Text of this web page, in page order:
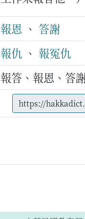
報恩 、 答謝
報仇 、 報冤仇
報答、報恩、答